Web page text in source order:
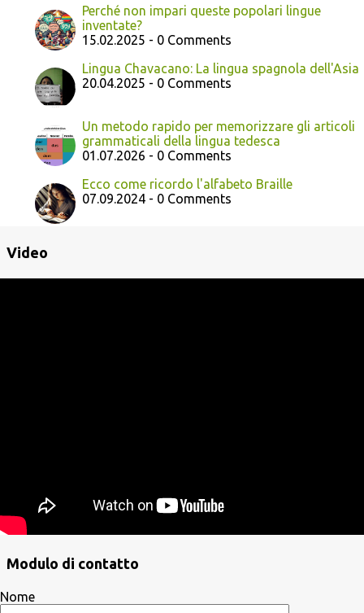
Perché non impari queste popolari lingue
inventate?
15.02.2025 - 0 Comments
Lingua Chavacano: La lingua spagnola dell'Asia
20.04.2025 - 0 Comments
Un metodo rapido per memorizzare gli articoli
grammaticali della lingua tedesca
01.07.2026 - 0 Comments
Ecco come ricordo l'alfabeto Braille
07.09.2024 - 0 Comments
Video
Modulo di contatto
Nome